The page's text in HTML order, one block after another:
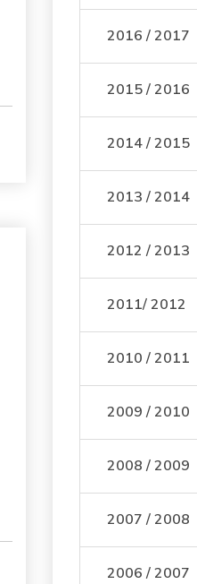
2016 / 2017
2015 / 2016
2014 / 2015
2013 / 2014
2012 / 2013
2011/ 2012
2010 / 2011
2009 / 2010
2008 / 2009
2007 / 2008
2006 / 2007